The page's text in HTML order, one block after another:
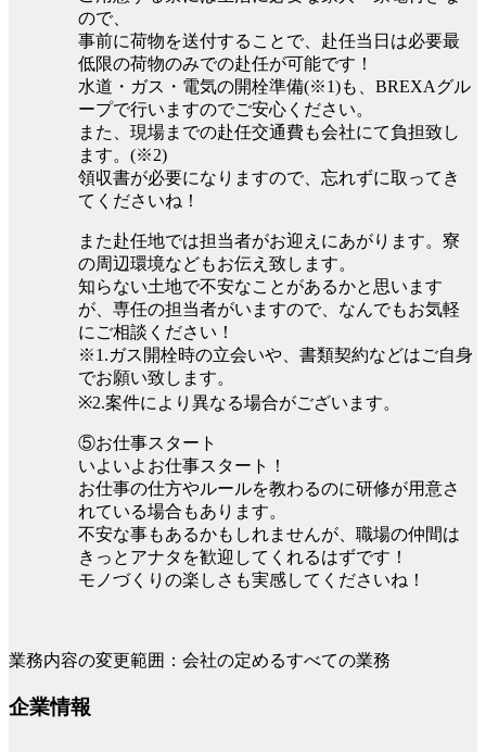
ので、
事前に荷物を送付することで、赴任当日は必要最
低限の荷物のみでの赴任が可能です！
水道・ガス・電気の開栓準備(※1)も、BREXAグル
ープで行いますのでご安心ください。
また、現場までの赴任交通費も会社にて負担致し
ます。(※2)
領収書が必要になりますので、忘れずに取ってき
てくださいね！
また赴任地では担当者がお迎えにあがります。寮
の周辺環境などもお伝え致します。
知らない土地で不安なことがあるかと思います
が、専任の担当者がいますので、なんでもお気軽
にご相談ください！
※1.ガス開栓時の立会いや、書類契約などはご自身
でお願い致します。
※2.案件により異なる場合がございます。
⑤お仕事スタート
いよいよお仕事スタート！
お仕事の仕方やルールを教わるのに研修が用意さ
れている場合もあります。
不安な事もあるかもしれませんが、職場の仲間は
きっとアナタを歓迎してくれるはずです！
モノづくりの楽しさも実感してくださいね！
業務内容の変更範囲：会社の定めるすべての業務
企業情報